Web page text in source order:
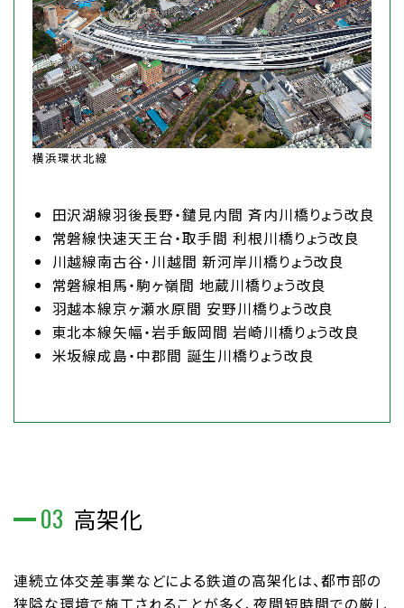
横浜環状北線
田沢湖線羽後長野・鑓見内間 斉内川橋りょう改良
常磐線快速天王台・取手間 利根川橋りょう改良
川越線南古谷･川越間 新河岸川橋りょう改良
常磐線相馬・駒ヶ嶺間 地蔵川橋りょう改良
羽越本線京ヶ瀬水原間 安野川橋りょう改良
東北本線矢幅・岩手飯岡間 岩崎川橋りょう改良
米坂線成島・中郡間 誕生川橋りょう改良
03 高架化
連続立体交差事業などによる鉄道の高架化は、都市部の
狭隘な環境で施工されることが多く、夜間短時間での厳し